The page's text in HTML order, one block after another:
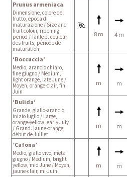
Prunus armeniaca
Dimensione, colore del
frutto, epoca di
maturazione / Size and
fruit colour, ripening
period / Taille et couleur
des fruits, période de
maturation
8 m 4 m
‘Boccuccia’
Medio, arancio chiaro,
fine giugno / Medium,
light orange, late June /
Moyen, orange-clair, fin
Juin
m m
‘Bulida‘
Grande, giallo-arancio,
inizio luglio / Large,
orange-yellow, early July
/ Grand. jaune-orange,
début de Juillet
m m
‘Cafona’
Medio, giallo vivo, metà
giugno / Medium, bright
yellow, mid June / Moyen,
jaune-clair, mi-Juin
m m